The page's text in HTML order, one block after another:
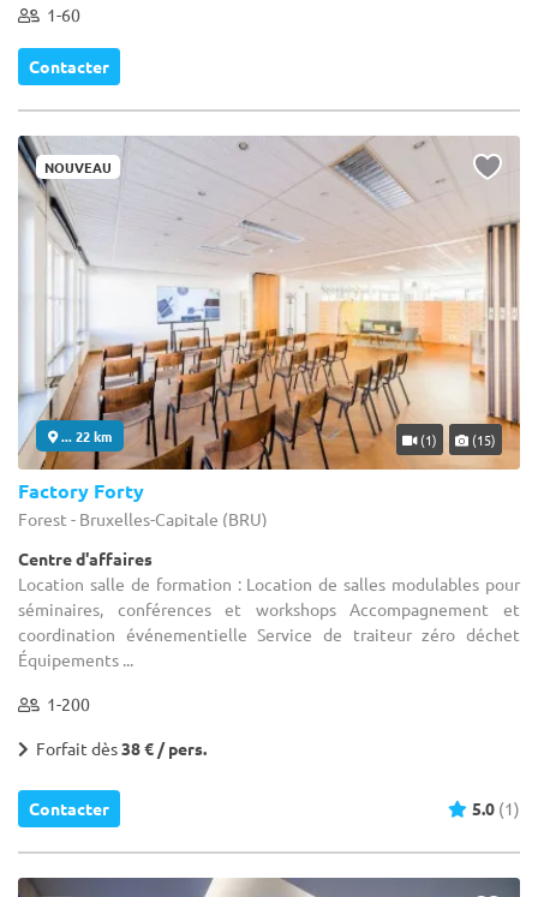
1-60
Contacter
NOUVEAU
... 22 km (1) (15)
Factory Forty
Forest - Bruxelles-Capitale (BRU)
Centre d'affaires
Location salle de formation : Location de salles modulables pour
séminaires, conférences et workshops Accompagnement et
coordination événementielle Service de traiteur zéro déchet
Équipements ...
1-200
Forfait dès38 € / pers.
Contacter 5.0 (1)